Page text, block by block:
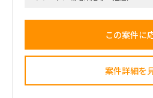
正解がない難易度の高いPJ」にプ
（例）
・市場環境分析、潜在市場規模（
競合モデル調査を通じた成長戦略立
この案件に
案件詳細を